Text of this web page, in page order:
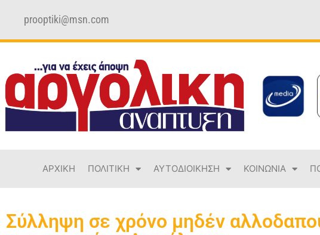
prooptiki@msn.com
ΑΡΧΙΚΗ ΠΟΛΙΤΙΚΗ ΑΥΤΟΔΙΟΙΚΗΣΗ ΚΟΙΝΩΝΙΑ
Σύλληψη σε χρόνο μηδέν